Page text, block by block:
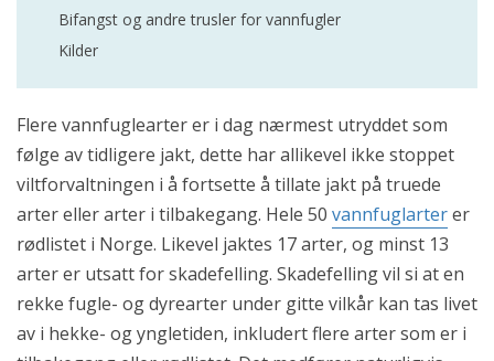
Bifangst og andre trusler for vannfugler
Kilder
Flere vannfuglearter er i dag nærmest utryddet som
følge av tidligere jakt, dette har allikevel ikke stoppet
viltforvaltningen i å fortsette å tillate jakt på truede
arter eller arter i tilbakegang. Hele 50 vannfuglarterer
rødlistet i Norge. Likevel jaktes 17 arter, og minst 13
arter er utsatt for skadefelling. Skadefelling vil si at en
rekke fugle- og dyrearter under gitte vilkår kan tas livet
av i hekke- og yngletiden, inkludert flere arter som er i